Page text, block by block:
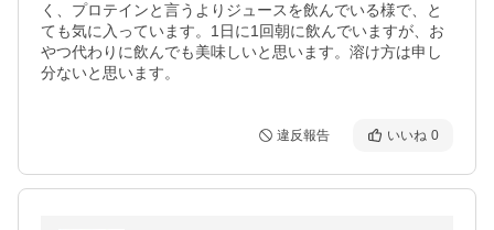
く、プロテインと言うよりジュースを飲んでいる様で、と
ても気に入っています。1日に1回朝に飲んでいますが、お
やつ代わりに飲んでも美味しいと思います。溶け方は申し
分ないと思います。
違反報告 いいね 0